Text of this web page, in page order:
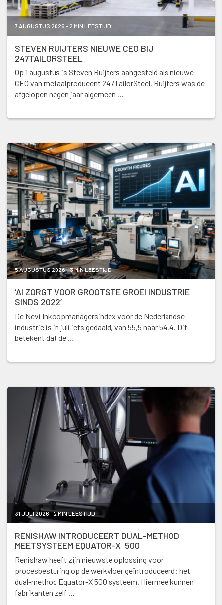
7 AUGUSTUS 2026 - 2 MIN LEESTIJD
STEVEN RUIJTERS NIEUWE CEO BIJ
247TAILORSTEEL
Op 1 augustus is Steven Ruijters aangesteld als nieuwe
CEO van metaalproducent 247TailorSteel. Ruijters was de
afgelopen negen jaar algemeen …
5 AUGUSTUS 2026 - 3 MIN LEESTIJD
‘AI ZORGT VOOR GROOTSTE GROEI INDUSTRIE
SINDS 2022’
De Nevi Inkoopmanagersindex voor de Nederlandse
industrie is in juli iets gedaald, van 55,5 naar 54,4. Dit
betekent dat de …
31 JULI 2026 - 2 MIN LEESTIJD
RENISHAW INTRODUCEERT DUAL-METHOD
MEETSYSTEEM EQUATOR-X 500
Renishaw heeft zijn nieuwste oplossing voor
procesbesturing op de werkvloer geïntroduceerd: het
dual-method Equator-X 500 systeem. Hiermee kunnen
fabrikanten zelf …